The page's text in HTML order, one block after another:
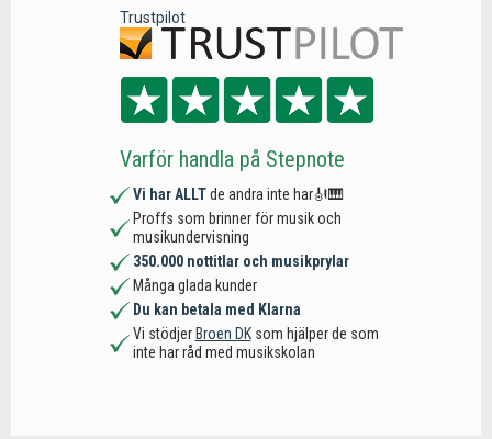
Trustpilot
Varför handla på Stepnote
Vi har ALLTde andra inte har🎻🎹
Proffs som brinner för musik och
musikundervisning
350.000 nottitlar och musikprylar
Många glada kunder
Du kan betala med Klarna
Vi stödjer Broen DKsom hjälper de som
inte har råd med musikskolan